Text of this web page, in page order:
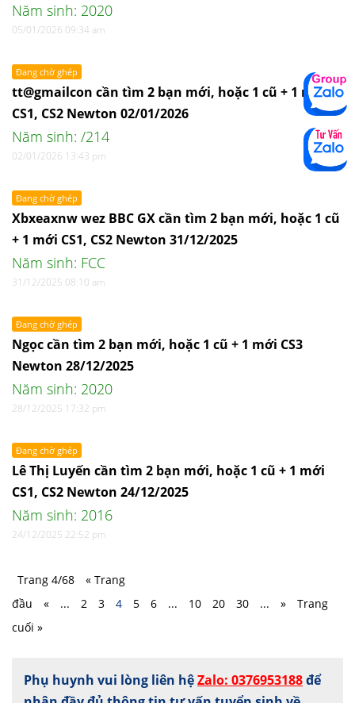
Năm sinh: 2020
05/01/2026 09:34 am
Đang chờ ghép
tt@gmailcon cần tìm 2 bạn mới, hoặc 1 cũ + 1 mới
CS1, CS2 Newton 02/01/2026
Năm sinh: /214
02/01/2026 13:43 pm
Đang chờ ghép
Xbxeaxnw wez BBC GX cần tìm 2 bạn mới, hoặc 1 cũ
+ 1 mới CS1, CS2 Newton 31/12/2025
Năm sinh: FCC
31/12/2025 08:10 am
Đang chờ ghép
Ngọc cần tìm 2 bạn mới, hoặc 1 cũ + 1 mới CS3
Newton 28/12/2025
Năm sinh: 2020
28/12/2025 17:32 pm
Đang chờ ghép
Lê Thị Luyến cần tìm 2 bạn mới, hoặc 1 cũ + 1 mới
CS1, CS2 Newton 24/12/2025
Năm sinh: 2016
24/12/2025 22:52 pm
Trang 4/68
« Trang
đầu
« ... 2 3 4 5 6 ... 10 20 30 ... »
Trang
cuối »
Phụ huynh vui lòng liên hệZalo: 0376953188để